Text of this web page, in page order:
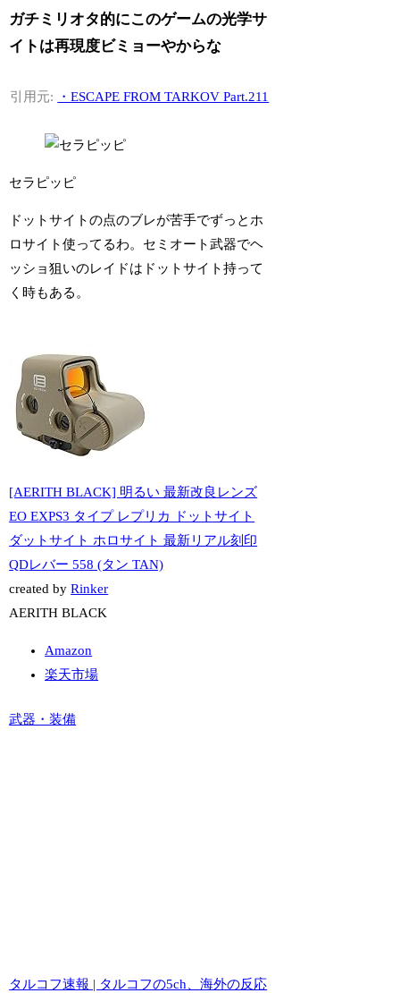
ガチミリオタ的にこのゲームの光学サ
イトは再現度ビミョーやからな
引用元: ・ESCAPE FROM TARKOV Part.211
セラピッピ
ドットサイトの点のブレが苦手でずっとホ
ロサイト使ってるわ。セミオート武器でヘ
ッショ狙いのレイドはドットサイト持って
く時もある。
[AERITH BLACK] 明るい 最新改良レンズ
EO EXPS3 タイプ レプリカ ドットサイト
ダットサイト ホロサイト 最新リアル刻印
QDレバー 558 (タン TAN)
created byRinker
AERITH BLACK
Amazon
楽天市場
武器・装備
タルコフ速報 | タルコフの5ch、海外の反応